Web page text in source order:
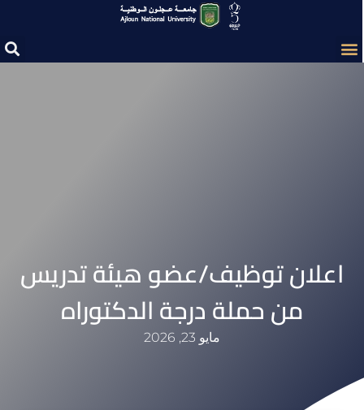
اعلان توظيف/عضو هيئة تدريس
من حملة درجة الدكتوراه
مايو 23, 2026